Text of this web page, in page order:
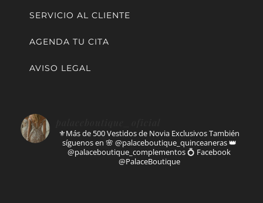
SERVICIO AL CLIENTE
AGENDA TU CITA
AVISO LEGAL
⚜️Más de 500 Vestidos de Novia ExclusivosTambién
síguenos en 🌸 @palaceboutique_quinceaneras👑
@palaceboutique_complementos💍 Facebook
@PalaceBoutique